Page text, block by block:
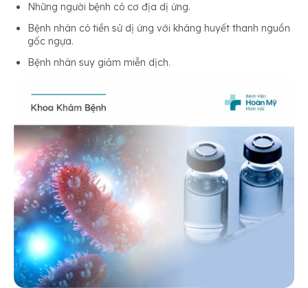
Những người bệnh có cơ địa dị ứng.
Bệnh nhân có tiền sử dị ứng với kháng huyết thanh nguồn
gốc ngựa.
Bệnh nhân suy giảm miễn dịch.